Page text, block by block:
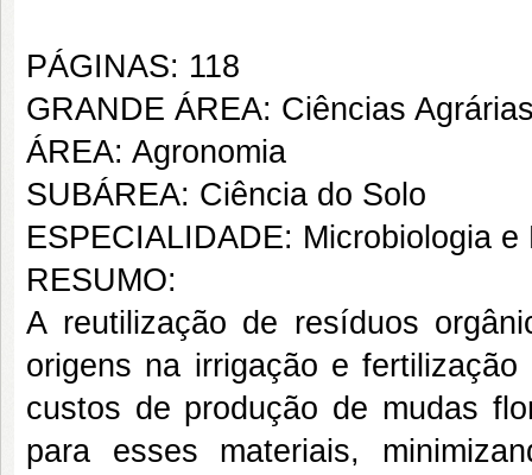
PÁGINAS: 118
GRANDE ÁREA: Ciências
ÁREA: Agronomia
SUBÁREA: Ciência do Solo
ESPECIALIDADE: Microbiologia
RESUMO:
A reutilização de resíduos
origens na irrigação e
custos de produção de mudas
para esses materiais,